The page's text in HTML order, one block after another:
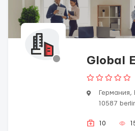
Global
10587
10